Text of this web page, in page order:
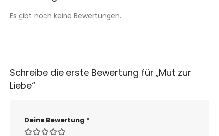
Es gibt noch keine Bewertungen.
Schreibe die erste Bewertung für „Mut zur
Liebe“
Deine Bewertung *